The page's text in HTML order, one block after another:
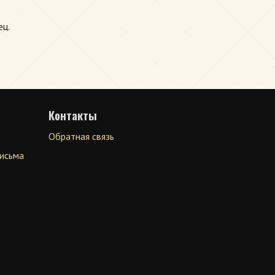
Контакты
Обратная связь